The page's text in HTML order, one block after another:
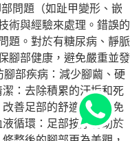
問題（如趾甲變形、嵌
術與經驗來處理。錯誤的
題。對於有糖尿病、靜脈
腳部健康，避免嚴重並發
腳部疾病：減少腳繭、硬
：去除積累的汙垢和死
善足部的舒適度，避免
循環：足部按摩有助於